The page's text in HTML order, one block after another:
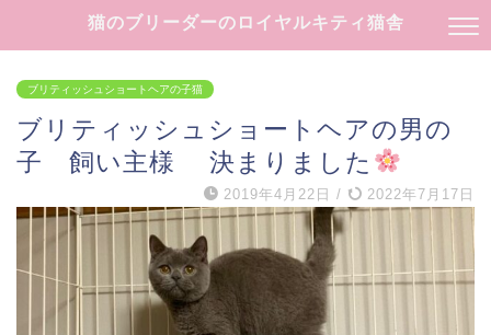
猫のブリーダーのロイヤルキティ猫舎
ブリティッシュショートヘアの子猫
ブリティッシュショートヘアの男の
子 飼い主様 決まりました
2019年4月22日 / 2022年7月17日